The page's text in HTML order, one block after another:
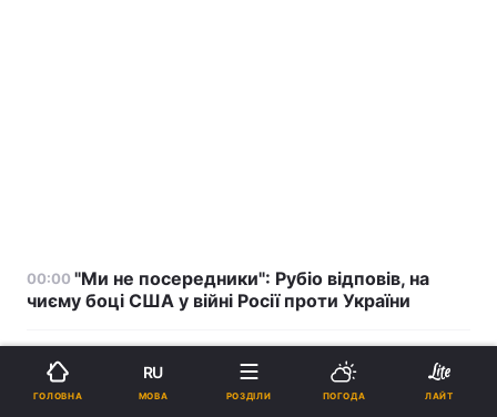
00:00 "Ми не посередники": Рубіо відповів, на
чиєму боці США у війні Росії проти України
23:27
Світ на порозі екстремальної спеки: вчені
б'ють на сполох через рідкісне явище в океані
ГОЛОВНА
RU
МОВА РОЗДІЛИ ПОГОДА ЛАЙТ